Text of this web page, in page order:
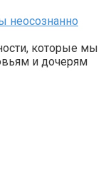
неосознанно
которые мы
и дочерям